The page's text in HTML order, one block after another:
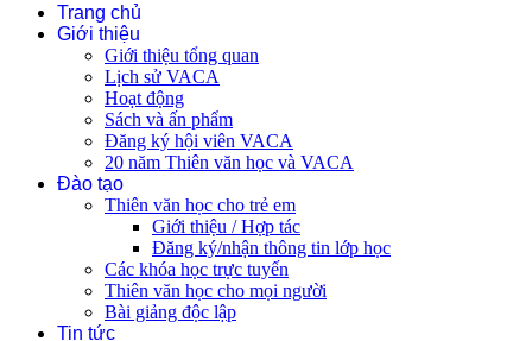
Trang chủ
Giới thiệu
Giới thiệu tổng quan
Lịch sử VACA
Hoạt động
Sách và ấn phẩm
Đăng ký hội viên VACA
20 năm Thiên văn học và VACA
Đào tạo
Thiên văn học cho trẻ em
Giới thiệu / Hợp tác
Đăng ký/nhận thông tin lớp học
Các khóa học trực tuyến
Thiên văn học cho mọi người
Bài giảng độc lập
Tin tức